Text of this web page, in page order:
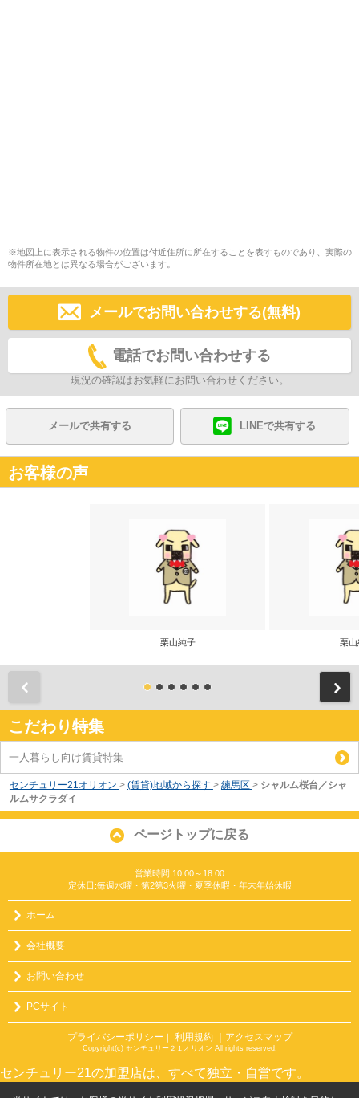
※地図上に表示される物件の位置は付近住所に所在することを表すものであり、実際の
物件所在地とは異なる場合がございます。
メールでお問い合わせする(無料)
電話でお問い合わせする
現況の確認はお気軽にお問い合わせください。
メールで共有する LINEで共有する
お客様の声
栗山純子 栗山
こだわり特集
一人暮らし向け賃貸特集
センチュリー21オリオン > (賃貸)地域から探す > 練馬区 > シャルム桜台／シャ
ルムサクラダイ
ページトップに戻る
営業時間:10:00～18:00
定休日:毎週水曜・第2第3火曜・夏季休暇・年末年始休暇
ホーム
会社概要
お問い合わせ
PCサイト
プライバシーポリシー 利用規約 ｜アクセスマップ
Copyright(c) センチュリー２１オリオン All rights reserved.
センチュリー21の加盟店は、すべて独立・自営です。